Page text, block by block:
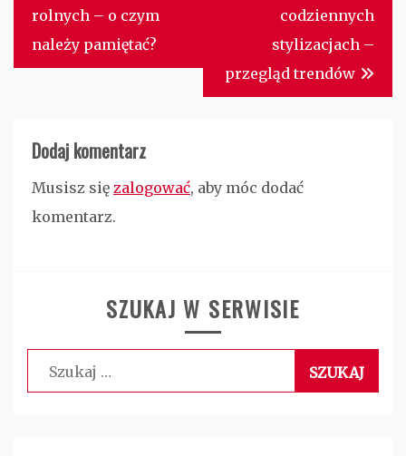
rolnych – o czym
należy pamiętać?
codziennych
stylizacjach –
przegląd trendów
Dodaj komentarz
Musisz się zalogować, aby móc dodać
komentarz.
SZUKAJ W SERWISIE
Szukaj: